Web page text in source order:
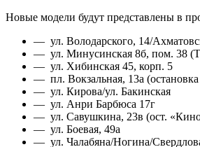
Новые модели будут представлены в
— ул. Володарского, 14/
— ул. Минусинская 8б, пом. 38
— ул. Хибинская 45, корп. 5
— пл. Вокзальная, 13а
— ул. Кирова/ул. Бакинская
— ул. Анри Барбюса 17г
— ул. Савушкина, 23в (ост.
— ул. Боевая, 49а
— ул. Чалабяна/Ногина/